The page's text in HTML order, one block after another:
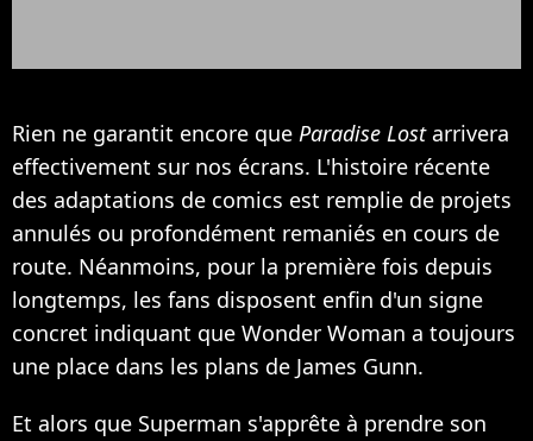
Rien ne garantit encore que Paradise Lostarrivera
effectivement sur nos écrans. L'histoire récente
des adaptations de comics est remplie de projets
annulés ou profondément remaniés en cours de
route. Néanmoins, pour la première fois depuis
longtemps, les fans disposent enfin d'un signe
concret indiquant que Wonder Woman a toujours
une place dans les plans de James Gunn.
Et alors que Superman s'apprête à prendre son